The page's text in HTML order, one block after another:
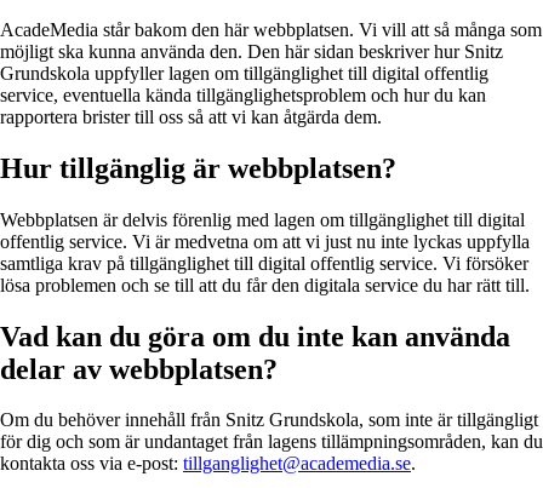
AcadeMedia står bakom den här webbplatsen. Vi vill att så många som
möjligt ska kunna använda den. Den här sidan beskriver hur Snitz
Grundskola uppfyller lagen om tillgänglighet till digital offentlig
service, eventuella kända tillgänglighetsproblem och hur du kan
rapportera brister till oss så att vi kan åtgärda dem.
Hur tillgänglig är webbplatsen?
Webbplatsen är delvis förenlig med lagen om tillgänglighet till digital
offentlig service. Vi är medvetna om att vi just nu inte lyckas uppfylla
samtliga krav på tillgänglighet till digital offentlig service. Vi försöker
lösa problemen och se till att du får den digitala service du har rätt till.
Vad kan du göra om du inte kan använda
delar av webbplatsen?
Om du behöver innehåll från Snitz Grundskola, som inte är tillgängligt
för dig och som är undantaget från lagens tillämpningsområden, kan du
kontakta oss via e-post: tillganglighet@academedia.se.